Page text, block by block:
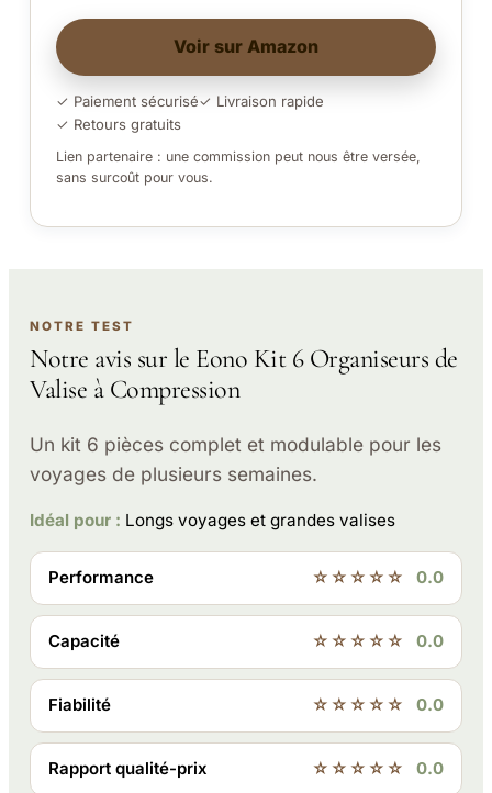
Voir sur Amazon
✓ Paiement sécurisé✓ Livraison rapide
✓ Retours gratuits
Lien partenaire : une commission peut nous être versée,
sans surcoût pour vous.
NOTRE TEST
Notre avis sur le Eono Kit 6 Organiseurs de
Valise à Compression
Un kit 6 pièces complet et modulable pour les
voyages de plusieurs semaines.
Idéal pour : Longs voyages et grandes valises
Performance ☆☆☆☆☆ 0.0
Capacité ☆☆☆☆☆ 0.0
Fiabilité ☆☆☆☆☆ 0.0
Rapport qualité-prix ☆☆☆☆☆ 0.0